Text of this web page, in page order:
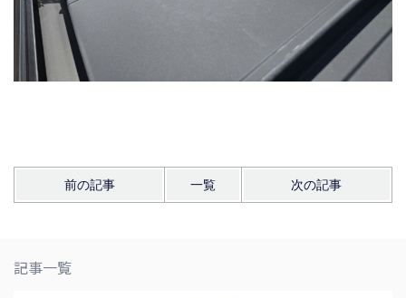
前の記事 一覧 次の記事
記事一覧